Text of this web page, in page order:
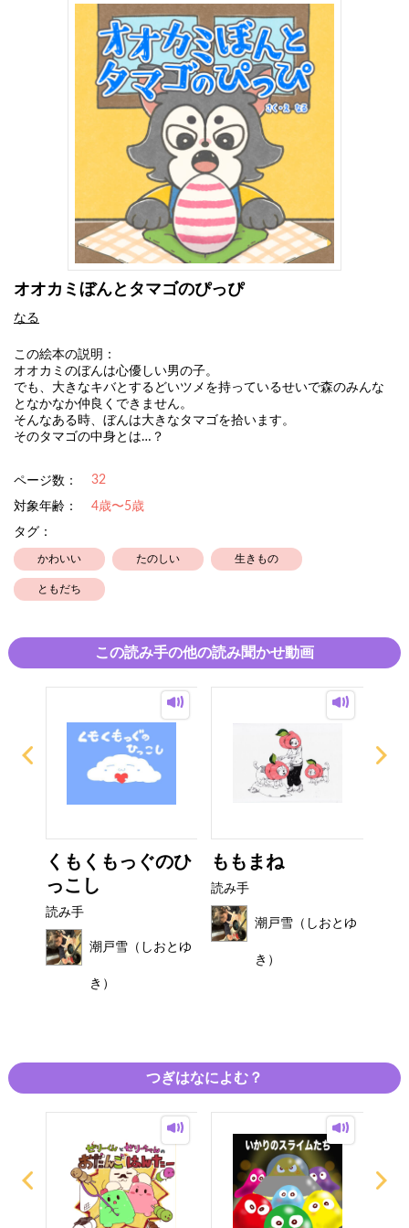
オオカミぼんとタマゴのぴっぴ
なる
この絵本の説明：
オオカミのぼんは心優しい男の子。
でも、大きなキバとするどいツメを持っているせいで森のみんな
となかなか仲良くできません。
そんなある時、ぼんは大きなタマゴを拾います。
そのタマゴの中身とは…？
ページ数： 32
対象年齢：
4歳〜5歳
タグ：
かわいい たのしい 生きもの
ともだち
この読み手の他の読み聞かせ動画
くもくもっぐのひ
っこし
読み手
潮戸雪（しおとゆ
き）
ももまね
読み手
潮戸雪（しおとゆ
き）
つぎはなによむ？